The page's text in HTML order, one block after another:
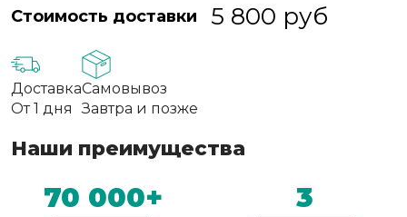
Стоимость доставки 5 800 руб
Доставка
От 1 дня
Самовывоз
Завтра и позже
Наши преимущества
70 000+ 3